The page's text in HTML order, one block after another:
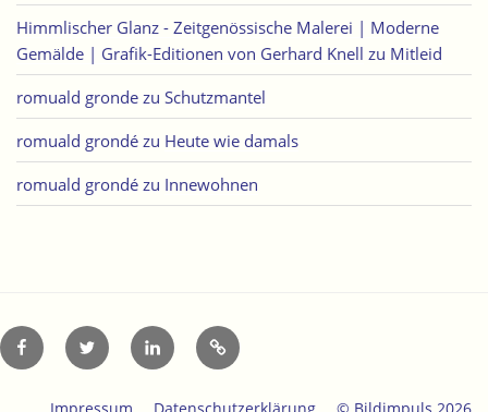
Himmlischer Glanz - Zeitgenössische Malerei | Moderne
Gemälde | Grafik-Editionen von Gerhard Knell zu Mitleid
romuald gronde zu Schutzmantel
romuald grondé zu Heute wie damals
romuald grondé zu Innewohnen
FacebookTwitter LinkedInXing